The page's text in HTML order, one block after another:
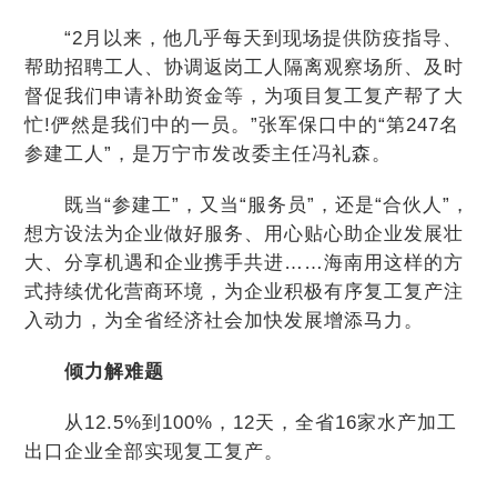
“2月以来，他几乎每天到现场提供防疫指导、
帮助招聘工人、协调返岗工人隔离观察场所、及时
督促我们申请补助资金等，为项目复工复产帮了大
忙!俨然是我们中的一员。”张军保口中的“第247名
参建工人”，是万宁市发改委主任冯礼森。
既当“参建工”，又当“服务员”，还是“合伙人”，
想方设法为企业做好服务、用心贴心助企业发展壮
大、分享机遇和企业携手共进……海南用这样的方
式持续优化营商环境，为企业积极有序复工复产注
入动力，为全省经济社会加快发展增添马力。
倾力解难题
从12.5%到100%，12天，全省16家水产加工
出口企业全部实现复工复产。